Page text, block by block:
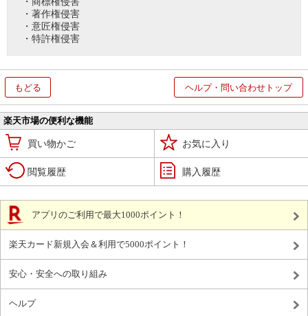
・著作権侵害
・意匠権侵害
・特許権侵害
もどる ヘルプ・問い合わせトップ
楽天市場の便利な機能
買い物かご お気に入り
閲覧履歴 購入履歴
アプリのご利用で最大1000ポイント！
楽天カード新規入会＆利用で5000ポイント！
安心・安全への取り組み
ヘルプ